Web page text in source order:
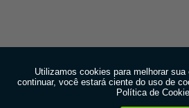
W3C
W3C